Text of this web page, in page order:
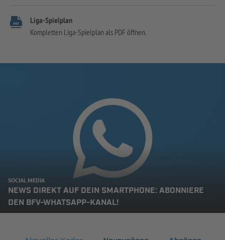
Liga-Spielplan
Kompletten Liga-Spielplan als PDF öffnen.
SOCIAL MEDIA
NEWS DIREKT AUF DEIN SMARTPHONE: ABONNIERE
DEN BFV-WHATSAPP-KANAL!